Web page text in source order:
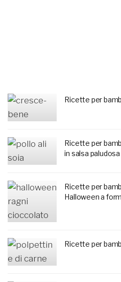
Ricette per
Ricette per
in salsa paludosa
Ricette per
Halloween a
Ricette per